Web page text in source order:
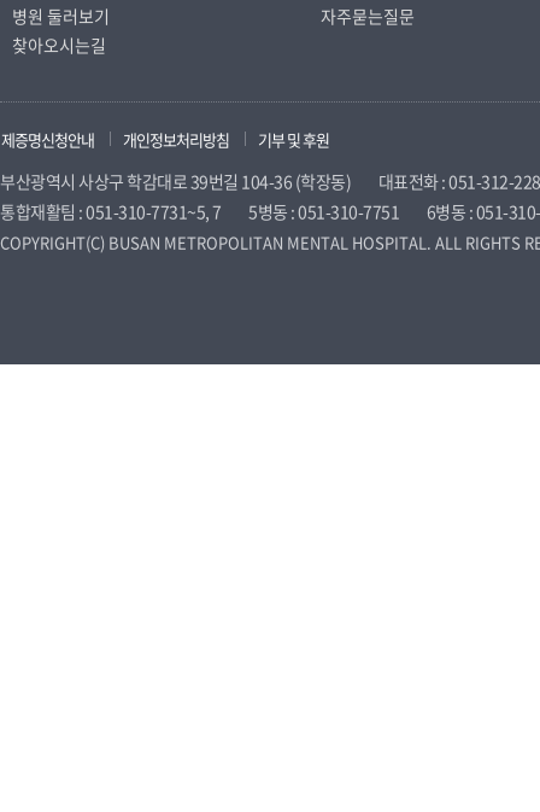
병원 둘러보기
찾아오시는길
자주묻는질문
제증명신청안내 개인정보처리방침 기부 및 후원
부산광역시 사상구 학감대로 39번길 104-36 (학장동)
대표전화 : 051-312-
통합재활팀 : 051-310-7731~5, 7
5병동 : 051-310-7751 6병동 : 051-
COPYRIGHT(C) BUSAN METROPOLITAN MENTAL HOSPITAL. ALL RIGHTS